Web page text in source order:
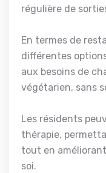
régulière de
En termes de
différentes
aux besoins de
végétarien, sans
Les résidents
thérapie,
tout en
soi.